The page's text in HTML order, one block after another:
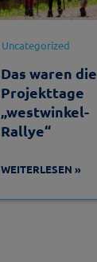
Uncategorized
Das waren die
Projekttage
„westwinkel-
Rallye“
WEITERLESEN